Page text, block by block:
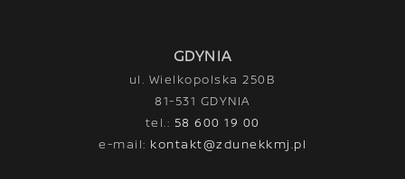
GDYNIA
ul. Wielkopolska 250B
81-531 GDYNIA
tel.: 58 600 19 00
e-mail: kontakt@zdunekkmj.pl